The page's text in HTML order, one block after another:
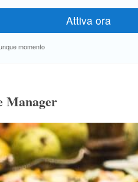
momento
Manager